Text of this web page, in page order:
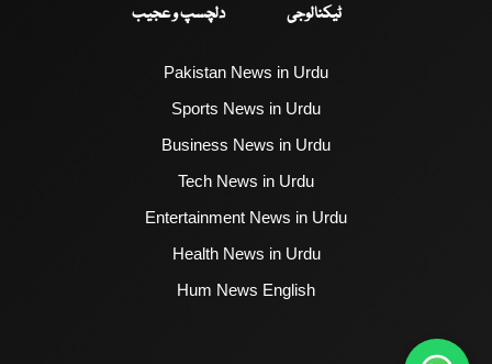
ٹیکنالوجی
دلچسپ و عجیب
Pakistan News in Urdu
Sports News in Urdu
Business News in Urdu
Tech News in Urdu
Entertainment News in Urdu
Health News in Urdu
Hum News English